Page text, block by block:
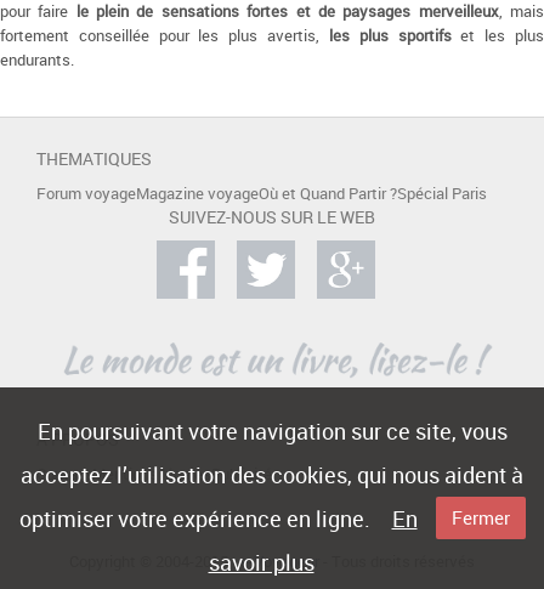
En poursuivant votre navigation sur ce site, vous
acceptez l’utilisation des cookies, qui nous aident à
optimiser votre expérience en ligne.
Fermer
En
savoir plus
pour faire le plein de sensations fortes et de paysages merveilleux, mais
fortement conseillée pour les plus avertis, les plus sportifset les plus
endurants.
THEMATIQUES
Forum voyageMagazine voyageOù et Quand Partir ?Spécial Paris
SUIVEZ-NOUS SUR LE WEB
A PROPOS
ContactMentions légalesPublicité
Copyright © 2004-2015 -e-Voyageur